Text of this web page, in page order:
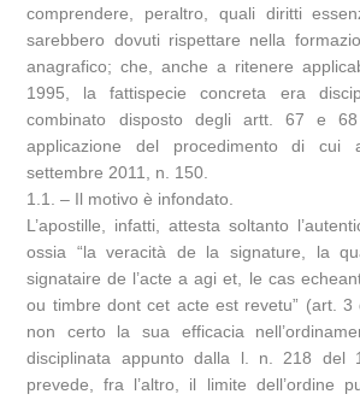
comprendere, peraltro, quali diritti
sarebbero dovuti rispettare nella
anagrafico; che, anche a ritenere
1995, la fattispecie concreta era
combinato disposto degli artt. 67 e
applicazione del procedimento di cui
settembre 2011, n. 150.
1.1. – Il motivo è infondato.
L’apostille, infatti, attesta soltanto
ossia “la veracità de la signature, la
signataire de l’acte a agi et, le cas
ou timbre dont cet acte est revetu” (art. 3
non certo la sua efficacia
disciplinata appunto dalla l. n. 218 del
prevede, fra l’altro, il limite dell’ordine